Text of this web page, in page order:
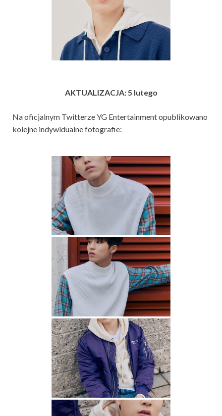
AKTUALIZACJA: 5 lutego
Na oficjalnym Twitterze YG Entertainment opublikowano
kolejne indywidualne fotografie: